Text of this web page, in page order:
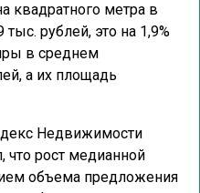
квадратного метра в
рублей, это на 1,9%
в среднем
а их площадь
Недвижимости
что рост медианной
объема предложения